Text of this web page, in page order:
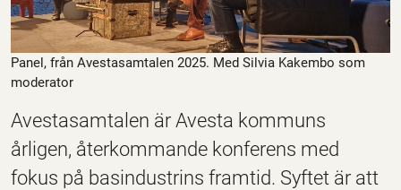
Panel, från Avestasamtalen 2025. Med Silvia Kakembo som
moderator
Avestasamtalen är Avesta kommuns
årligen, återkommande konferens med
fokus på basindustrins framtid. Syftet är att